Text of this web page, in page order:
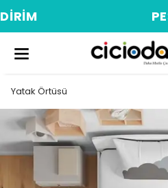
PEŞIN
Yatak Örtüsü